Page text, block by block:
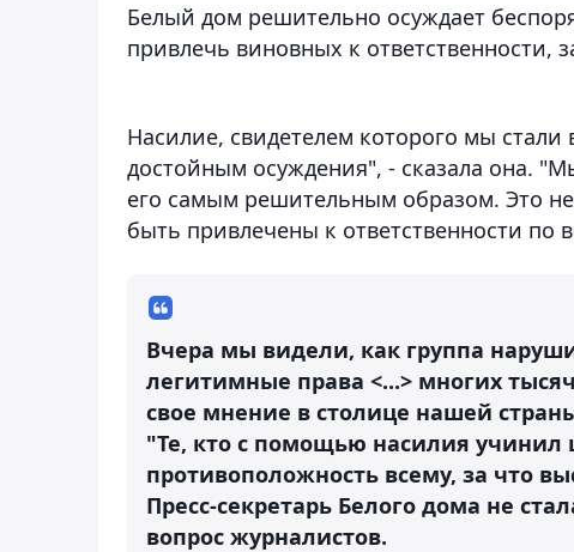
Белый дом решительно осуждает
привлечь виновных к ответственности,
Насилие, свидетелем которого мы
достойным осуждения", - сказала она.
его самым решительным образом. Это
быть привлечены к ответственности по
Вчера мы видели, как группа
легитимные права <...> многих
свое мнение в столице нашей
"Те, кто с помощью насилия учинил
противоположность всему, за что
Пресс-секретарь Белого дома не
вопрос журналистов.